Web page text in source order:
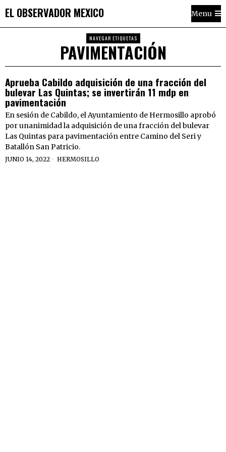
EL OBSERVADOR MEXICO Menu
NAVEGAR ETIQUETAS
PAVIMENTACIÓN
Aprueba Cabildo adquisición de una fracción del
bulevar Las Quintas; se invertirán 11 mdp en
pavimentación
En sesión de Cabildo, el Ayuntamiento de Hermosillo aprobó
por unanimidad la adquisición de una fracción del bulevar
Las Quintas para pavimentación entre Camino del Seri y
Batallón San Patricio.
JUNIO 14, 2022 HERMOSILLO